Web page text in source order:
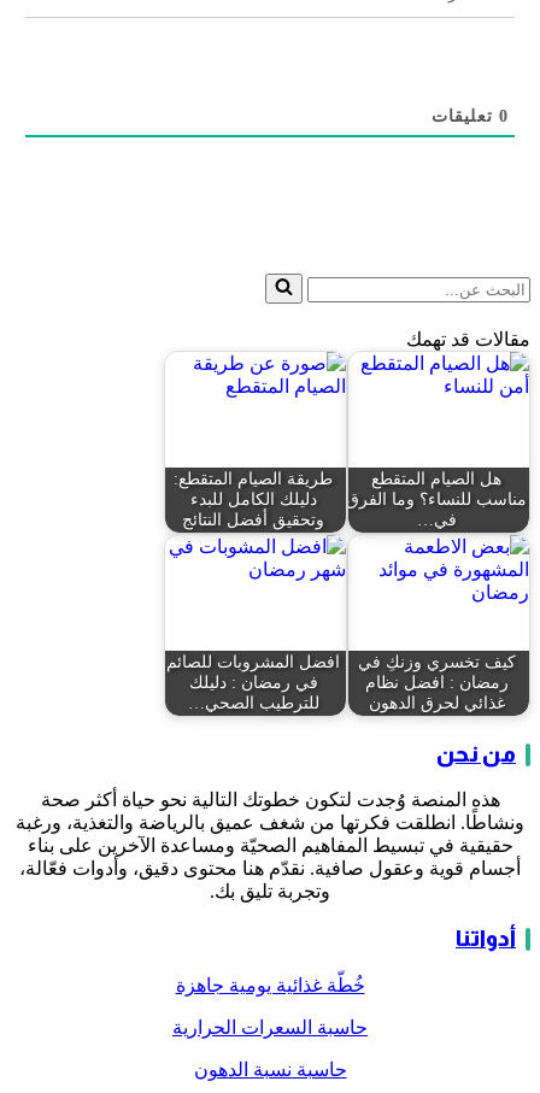
0تعليقات
البحث
عن...
مقالات قد تهمك
هل الصيام المتقطع
مناسب للنساء؟ وما الفرق
في…
طريقة الصيام المتقطع:
دليلك الكامل للبدء
وتحقيق أفضل النتائج
كيف تخسري وزنكِ في
رمضان : افضل نظام
غذائي لحرق الدهون
افضل المشروبات للصائم
في رمضان : دليلك
للترطيب الصحي…
من نحن
هذه المنصة وُجدت لتكون خطوتك التالية نحو حياة أكثر صحة
ونشاطًا. انطلقت فكرتها من شغف عميق بالرياضة والتغذية، ورغبة
حقيقية في تبسيط المفاهيم الصحيّة ومساعدة الآخرين على بناء
أجسام قوية وعقول صافية. نقدّم هنا محتوى دقيق، وأدوات فعّالة،
وتجربة تليق بك.
أدواتنا
خُطّة غذائية يومية جاهزة
حاسبة السعرات الحرارية
حاسبة نسبة الدهون